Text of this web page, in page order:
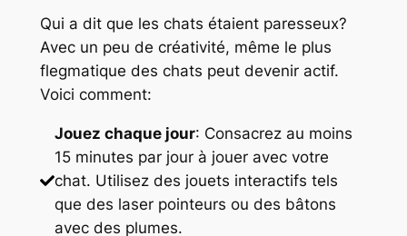
Qui a dit que les chats étaient paresseux?
Avec un peu de créativité, même le plus
flegmatique des chats peut devenir actif.
Voici comment:
Jouez chaque jour: Consacrez au moins
15 minutes par jour à jouer avec votre
chat. Utilisez des jouets interactifs tels
que des laser pointeurs ou des bâtons
avec des plumes.